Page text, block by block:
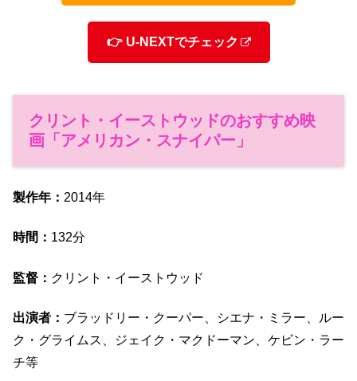
👉 U-NEXTでチェック
クリント・イーストウッドのおすすめ映
画「アメリカン・スナイパー」
製作年： 2014年
時間： 132分
監督： クリント・イーストウッド
出演者： ブラッドリー・クーパー、シエナ・ミラー、ルー
ク・グライムス、ジェイク・マクドーマン、ケビン・ラー
チ等